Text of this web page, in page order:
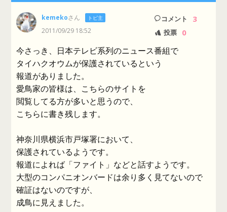
kemekoさん トピ主
2011/09/29 18:52
コメント 3
投票 0
今さっき、日本テレビ系列のニュース番組で
タイハクオウムが保護されているという
報道がありました。
愛鳥家の皆様は、こちらのサイトを
閲覧してる方が多いと思うので、
こちらに書き残します。
神奈川県横浜市戸塚署において、
保護されているようです。
報道によれば「ファイト」などと話すようです。
大型のコンパニオンバードは余り多く見てないので
確証はないのですが、
成鳥に見えました。